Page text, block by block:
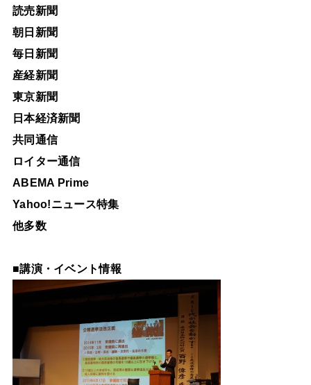
読売新聞
朝日新聞
毎日新聞
産経新聞
東京新聞
日本経済新聞
共同通信
ロイター通信
ABEMA Prime
Yahoo!ニュース特集
他多数
■講演・イベント情報